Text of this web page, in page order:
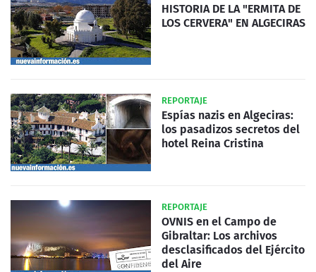
HISTORIA DE LA "ERMITA DE
LOS CERVERA" EN ALGECIRAS
REPORTAJE
Espías nazis en Algeciras:
los pasadizos secretos del
hotel Reina Cristina
REPORTAJE
OVNIS en el Campo de
Gibraltar: Los archivos
desclasificados del Ejército
del Aire